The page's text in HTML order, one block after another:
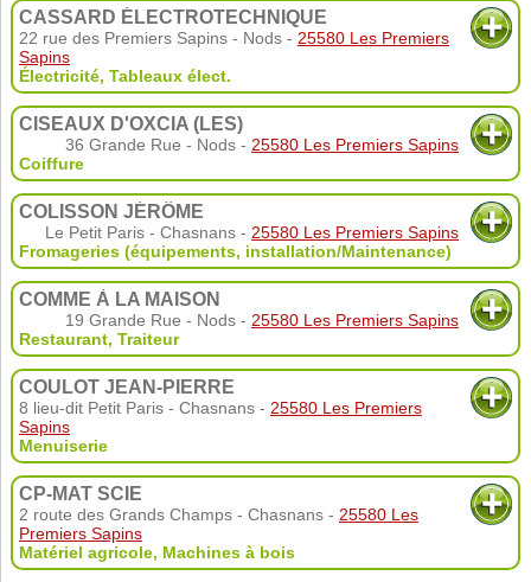
CASSARD ÉLECTROTECHNIQUE
22 rue des Premiers Sapins - Nods - 25580 Les Premiers
Sapins
Électricité, Tableaux élect.
CISEAUX D'OXCIA (LES)
36 Grande Rue - Nods - 25580 Les Premiers Sapins
Coiffure
COLISSON JÉRÔME
Le Petit Paris - Chasnans - 25580 Les Premiers Sapins
Fromageries (équipements, installation/Maintenance)
COMME À LA MAISON
19 Grande Rue - Nods - 25580 Les Premiers Sapins
Restaurant, Traiteur
COULOT JEAN-PIERRE
8 lieu-dit Petit Paris - Chasnans - 25580 Les Premiers
Sapins
Menuiserie
CP-MAT SCIE
2 route des Grands Champs - Chasnans - 25580 Les
Premiers Sapins
Matériel agricole, Machines à bois